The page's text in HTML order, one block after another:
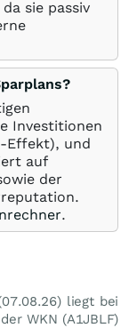
sie passiv
Investitionen
Effekt), und
auf
der
.
07.08.26) liegt bei
WKN (A1JBLF)